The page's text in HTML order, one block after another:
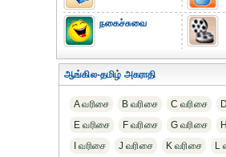
நகைச்சுவை
ஆங்கில-தமிழ் அகராதி
A வரிசை B வரிசை C வரிசை
E வரிசை
F வரிசை G வரிசை
I வரிசை
J வரிசை K வரிசை
L